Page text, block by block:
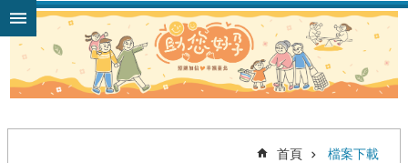
跳到主要內容區塊
首頁 檔案下載